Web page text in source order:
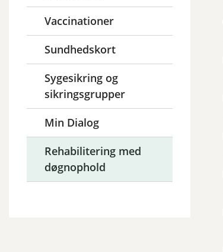
Vaccinationer
Sundhedskort
Sygesikring og
sikringsgrupper
Min Dialog
Rehabilitering med
døgnophold